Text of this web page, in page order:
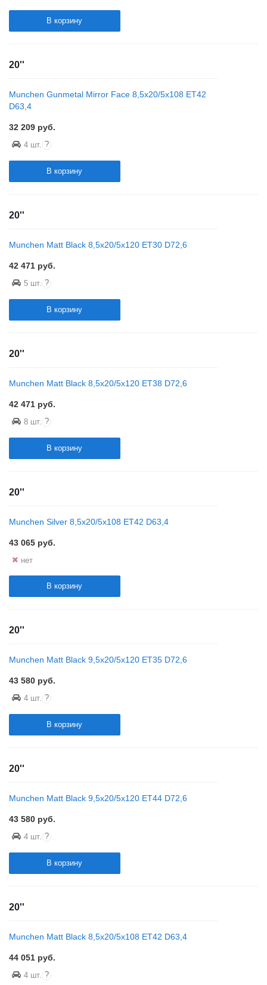
В корзину
20''
Munchen Gunmetal Mirror Face 8,5x20/5x108 ET42
D63,4
32 209 руб.
4 шт. ?
В корзину
20''
Munchen Matt Black 8,5x20/5x120 ET30 D72,6
42 471 руб.
5 шт. ?
В корзину
20''
Munchen Matt Black 8,5x20/5x120 ET38 D72,6
42 471 руб.
8 шт. ?
В корзину
20''
Munchen Silver 8,5x20/5x108 ET42 D63,4
43 065 руб.
нет
В корзину
20''
Munchen Matt Black 9,5x20/5x120 ET35 D72,6
43 580 руб.
4 шт. ?
В корзину
20''
Munchen Matt Black 9,5x20/5x120 ET44 D72,6
43 580 руб.
4 шт. ?
В корзину
20''
Munchen Matt Black 8,5x20/5x108 ET42 D63,4
44 051 руб.
4 шт. ?